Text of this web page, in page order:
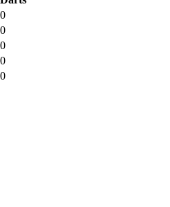
0
0
0
0
0